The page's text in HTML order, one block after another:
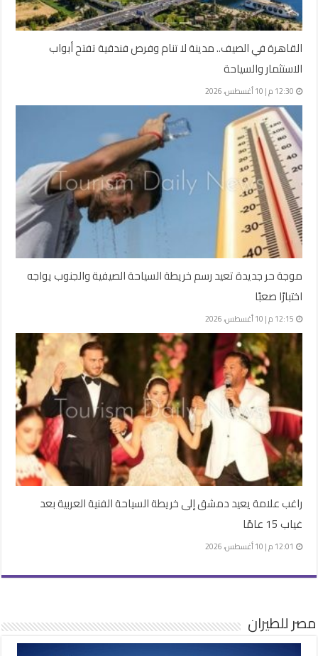
القاهرة في الصيف.. مدينة لا تنام وفرص فندقية تفتح أبواب
الاستثمار والسياحة
12:30 م | 10 أغسطس، 2026
موجة حر جديدة تعيد رسم خريطة السياحة الصيفية والجنوب يواجه
اختبارًا صعبًا
12:15 م | 10 أغسطس، 2026
راغب علامة يعيد دمشق إلى خريطة السياحة الفنية العربية بعد
غياب 15 عامًا
12:01 م | 10 أغسطس، 2026
مصر للطيران